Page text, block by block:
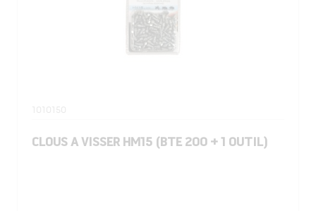
1010150
CLOUS A VISSER HM15 (BTE 200 + 1 OUTIL)